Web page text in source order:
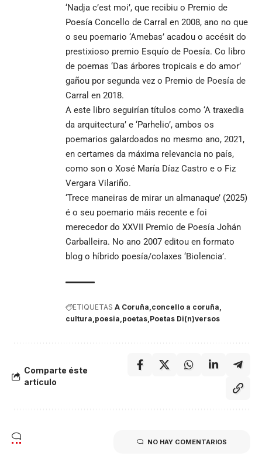
‘Nadja c’est moi’, que recibiu o Premio de
Poesía Concello de Carral en 2008, ano no que
o seu poemario ‘Amebas’ acadou o accésit do
prestixioso premio Esquío de Poesía. Co libro
de poemas ‘Das árbores tropicais e do amor’
gañou por segunda vez o Premio de Poesía de
Carral en 2018.
A este libro seguirían títulos como ‘A traxedia
da arquitectura’ e ‘Parhelio’, ambos os
poemarios galardoados no mesmo ano, 2021,
en certames da máxima relevancia no país,
como son o Xosé María Díaz Castro e o Fiz
Vergara Vilariño.
‘Trece maneiras de mirar un almanaque’ (2025)
é o seu poemario máis recente e foi
merecedor do XXVII Premio de Poesía Johán
Carballeira. No ano 2007 editou en formato
blog o híbrido poesía/colaxes ‘Biolencia’.
ETIQUETAS A Coruña concello a coruña
cultura poesia poetas Poetas Di(n)versos
Comparte éste
artículo
NO HAY COMENTARIOS